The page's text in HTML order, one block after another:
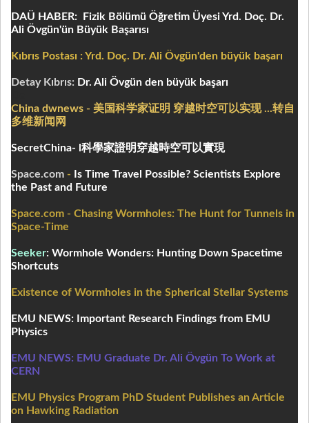
DAÜ HABER:
Fizik Bölümü Öğretim Üyesi Yrd. Doç. Dr.
Ali Övgün'ün Büyük Başarısı
Kıbrıs Postası : Yrd. Doç. Dr. Ali Övgün'den büyük başarı
Detay Kıbrıs: Dr. Ali Övgün den büyük başarı
China dwnews - 美国科学家证明 穿越时空可以实现 ...转自
多维新闻网
SecretChina- l科學家證明穿越時空可以實現
Space.com -
Is Time Travel Possible? Scientists Explore
the Past and Future
Space.com - Chasing Wormholes: The Hunt for Tunnels in
Space-Time
Seeker: Wormhole Wonders: Hunting Down Spacetime
Shortcuts
Existence of Wormholes in the Spherical Stellar Systems
EMU NEWS: Important Research Findings from EMU
Physics
EMU NEWS: EMU Graduate Dr. Ali Övgün To Work at
CERN
EMU Physics Program PhD Student Publishes an Article
on Hawking Radiation